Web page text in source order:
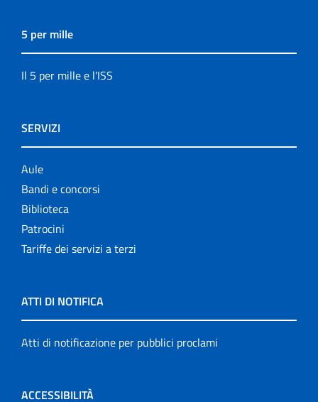
5 per mille
Il 5 per mille e l'ISS
SERVIZI
Aule
Bandi e concorsi
Biblioteca
Patrocini
Tariffe dei servizi a terzi
ATTI DI NOTIFICA
Atti di notificazione per pubblici proclami
ACCESSIBILITÀ